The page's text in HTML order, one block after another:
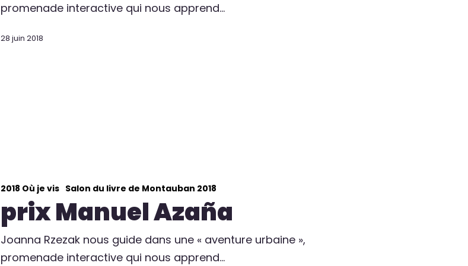
promenade interactive qui nous apprend…
28 juin 2018
2018 Où je vis Salon du livre de Montauban 2018
prix Manuel Azaña
Joanna Rzezak nous guide dans une « aventure urbaine »,
promenade interactive qui nous apprend…